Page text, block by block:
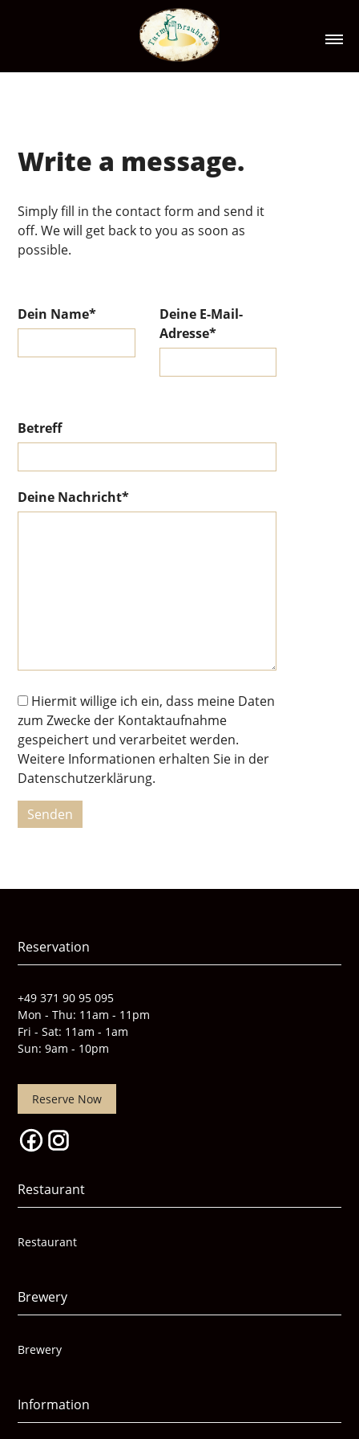
Write a message.
Simply fill in the contact form and send it
off. We will get back to you as soon as
possible.
Dein Name*
Deine E-Mail-
Adresse*
Betreff
Deine Nachricht*
Hiermit willige ich ein, dass meine Daten
zum Zwecke der Kontaktaufnahme
gespeichert und verarbeitet werden.
Weitere Informationen erhalten Sie in der
Datenschutzerklärung.
Reservation
+49 371 90 95 095
Mon - Thu: 11am - 11pm
Fri - Sat: 11am - 1am
Sun: 9am - 10pm
Reserve Now
Restaurant
Restaurant
Brewery
Brewery
Information